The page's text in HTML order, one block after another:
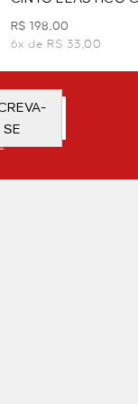
- VERMELHO
R$ 198,00
6x de R$ 33,00
SE